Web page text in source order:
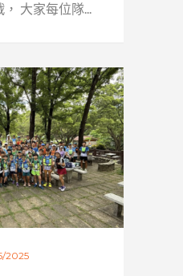
大家每位隊...
2025